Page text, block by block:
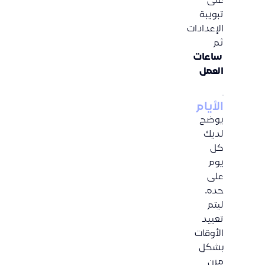
تبويبة
الإعدادات
ثم
ساعات
العمل
الأيام
يوضح
لديك
كل
يوم
على
حده.
ليتم
تعييد
الأوقات
بشكل
مرن